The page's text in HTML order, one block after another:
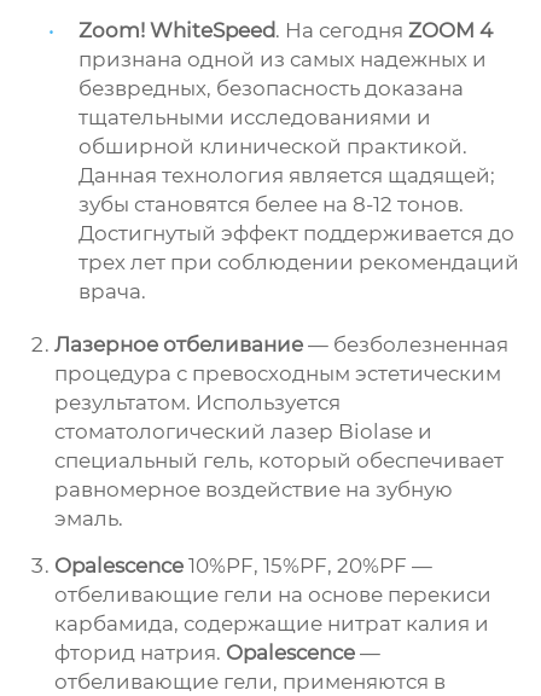
Zoom! WhiteSpeed. На сегодня ZOOM 4
признана одной из самых надежных и
безвредных, безопасность доказана
тщательными исследованиями и
обширной клинической практикой.
Данная технология является щадящей;
зубы становятся белее на 8-12 тонов.
Достигнутый эффект поддерживается до
трех лет при соблюдении рекомендаций
врача.
Лазерное отбеливание — безболезненная
процедура с превосходным эстетическим
результатом. Используется
стоматологический лазер Biolase и
специальный гель, который обеспечивает
равномерное воздействие на зубную
эмаль.
Opalescence 10%PF, 15%PF, 20%PF —
отбеливающие гели на основе перекиси
карбамида, содержащие нитрат калия и
фторид натрия. Opalescence —
отбеливающие гели, применяются в